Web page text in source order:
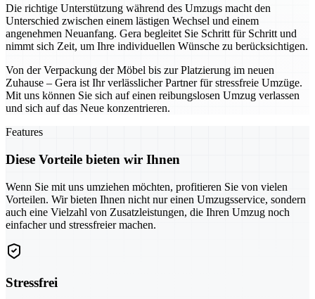
Die richtige Unterstützung während des Umzugs macht den
Unterschied zwischen einem lästigen Wechsel und einem
angenehmen Neuanfang. Gera begleitet Sie Schritt für Schritt und
nimmt sich Zeit, um Ihre individuellen Wünsche zu berücksichtigen.
Von der Verpackung der Möbel bis zur Platzierung im neuen
Zuhause – Gera ist Ihr verlässlicher Partner für stressfreie Umzüge.
Mit uns können Sie sich auf einen reibungslosen Umzug verlassen
und sich auf das Neue konzentrieren.
Features
Diese Vorteile bieten wir Ihnen
Wenn Sie mit uns umziehen möchten, profitieren Sie von vielen
Vorteilen. Wir bieten Ihnen nicht nur einen Umzugsservice, sondern
auch eine Vielzahl von Zusatzleistungen, die Ihren Umzug noch
einfacher und stressfreier machen.
Stressfrei